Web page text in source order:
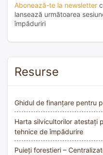
Abonează-te la newsletter
lansează următoarea
împăduriri
Resurse
Ghidul de finanțare pentru
Harta silvicultorilor atestați
tehnice de împădurire
Puieți forestieri –